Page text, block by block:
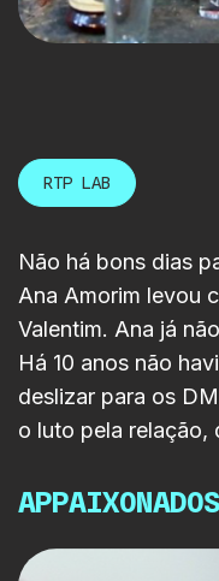
RTP LAB
Não há bons dias
Ana Amorim levou
Valentim. Ana já
Há 10 anos não
deslizar para os
o luto pela
APPAIXONADOS